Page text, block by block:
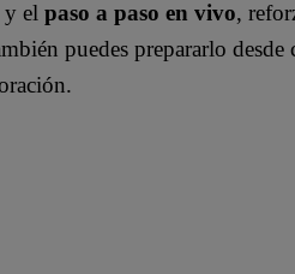
y el paso a paso en vivo,
puedes prepararlo desde